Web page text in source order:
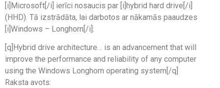
[i]Microsoft[/i] ierīci nosaucis par [i]hybrid hard drive[/i]
(HHD). Tā izstrādāta, lai darbotos ar nākamās paaudzes
[i]Windows – Longhorn[/i]:
[q]Hybrid drive architecture… is an advancement that will
improve the performance and reliability of any computer
using the Windows Longhorn operating system[/q]
Raksta avots: